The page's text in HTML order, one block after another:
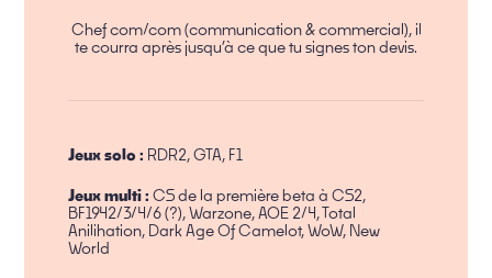
Chef com/com (communication & commercial), il
te courra après jusqu’à ce que tu signes ton devis.
Jeux solo : RDR2, GTA, F1
Jeux multi : CS de la première beta à CS2,
BF1942/3/4/6 (?), Warzone, AOE 2/4, Total
Anilihation, Dark Age Of Camelot, WoW, New
World